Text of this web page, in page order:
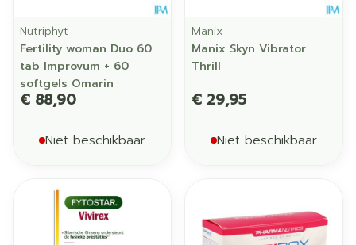
Nutriphyt
Fertility woman Duo 60
tab Improvum + 60
softgels Omarin
€ 88,90
Niet beschikbaar
Manix
Manix Skyn Vibrator
Thrill
€ 29,95
Niet beschikbaar